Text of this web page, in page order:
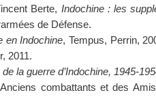
Berte, Indochine : les
de Défense.
en Indochine, Tempus, Perrin,
2011.
la guerre d’Indochine, 1945-
combattants et des